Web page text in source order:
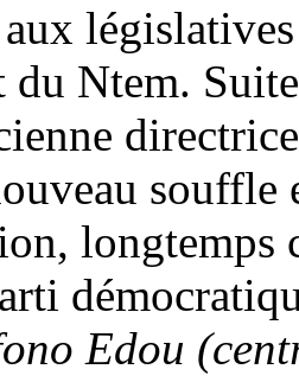
du Ntem.
souffle
longtemps
Edou